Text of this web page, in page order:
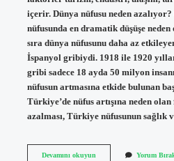
içerir. Dünya nüfusu neden
nüfusunda en dramatik düşüşe
sıra dünya nüfusunu daha az
İspanyol gribiydi. 1918 ile 1920
gribi sadece 18 ayda 50 milyon
nüfusun artmasına etkide bulunan
Türkiye’de nüfus artışına neden
azalması, Türkiye nüfusunun sağlık
Devamını okuyunNüfusu
Yorum